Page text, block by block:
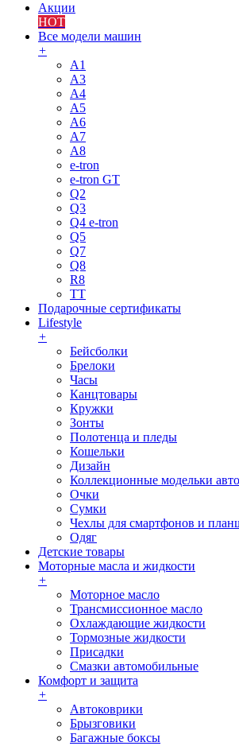
Акции
HOT
Все модели машин
+
A1
A3
A4
A5
A6
A7
A8
e-tron
e-tron GT
Q2
Q3
Q4 e-tron
Q5
Q7
Q8
R8
TT
Подарочные сертификаты
Lifestyle
+
Бейсболки
Брелоки
Часы
Канцтовары
Кружки
Зонты
Полотенца и пледы
Кошельки
Дизайн
Коллекционные модельки авто
Очки
Сумки
Чехлы для смартфонов и
Одяг
Детские товары
Моторные масла и жидкости
+
Моторное масло
Трансмиссионное масло
Охлаждающие жидкости
Тормозные жидкости
Присадки
Смазки автомобильные
Комфорт и защита
+
Автоковрики
Брызговики
Багажные боксы